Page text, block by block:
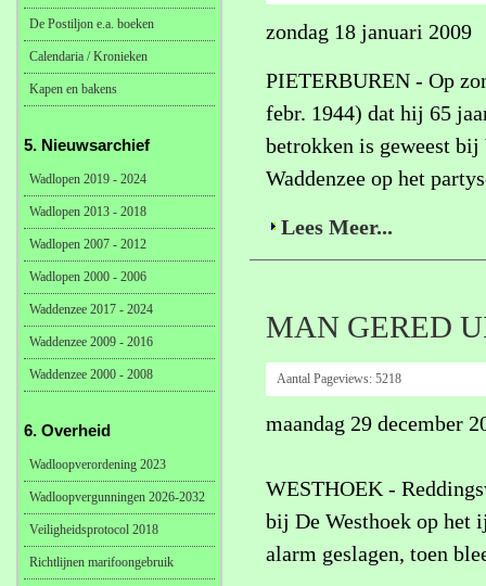
zondag 18 januari 2009
PIETERBUREN - Op
febr. 1944) dat hij 65
betrokken is geweest
Waddenzee op het
Lees Meer...
MAN GERED
Aantal Pageviews: 5218
maandag 29 december
WESTHOEK -
bij De Westhoek op het
alarm geslagen, toen
De Postiljon e.a. boeken
Calendaria / Kronieken
Kapen en bakens
5. Nieuwsarchief
Wadlopen 2019 - 2024
Wadlopen 2013 - 2018
Wadlopen 2007 - 2012
Wadlopen 2000 - 2006
Waddenzee 2017 - 2024
Waddenzee 2009 - 2016
Waddenzee 2000 - 2008
6. Overheid
Wadloopverordening 2023
Wadloopvergunningen 2026-2032
Veiligheidsprotocol 2018
Richtlijnen marifoongebruik